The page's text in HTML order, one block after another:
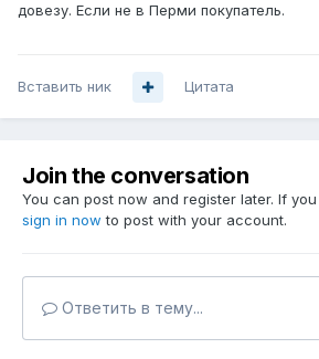
довезу. Если не в Перми покупатель.
Вставить ник Цитата
Join the conversation
You can post now and register later. If
sign in now to post with your account.
Ответить в тему...